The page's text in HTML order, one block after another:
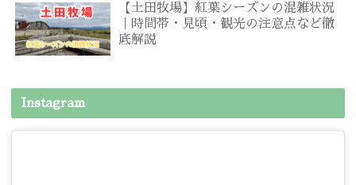
【土田牧場】紅葉シーズンの混雑状況
｜時間帯・見頃・観光の注意点など徹
底解説
Instagram